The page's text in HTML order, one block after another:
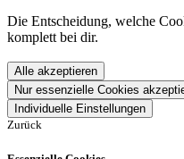
Die Entscheidung, welche
komplett bei dir.
Alle akzeptieren
Nur essenzielle Cookies
Individuelle Einstellungen
Zurück